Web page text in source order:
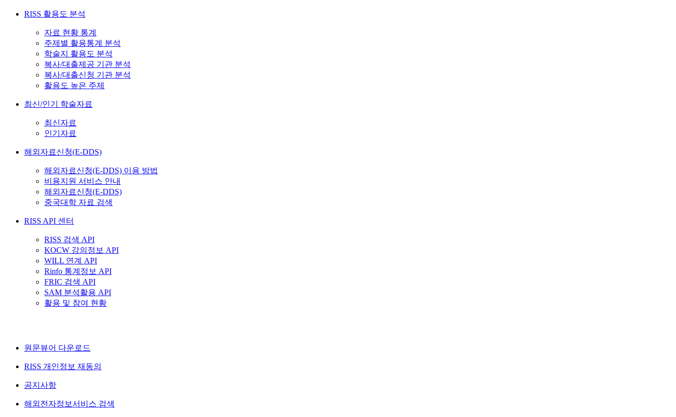
RISS 활용도 분석
자료 현황 통계
주제별 활용통계 분석
학술지 활용도 분석
복사/대출제공 기관 분석
복사/대출신청 기관 분석
활용도 높은 주제
최신/인기 학술자료
최신자료
인기자료
해외자료신청(E-DDS)
해외자료신청(E-DDS) 이용 방법
비용지원 서비스 안내
해외자료신청(E-DDS)
중국대학 자료 검색
RISS API 센터
RISS 검색 API
KOCW 강의정보 API
WILL 연계 API
Rinfo 통계정보 API
FRIC 검색 API
SAM 분석활용 API
활용 및 참여 현황
원문뷰어 다운로드
RISS 개인정보 재동의
공지사항
해외전자정보서비스 검색